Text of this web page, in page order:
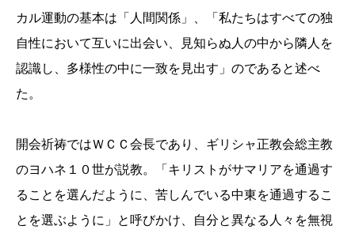
カル運動の基本は「人間関係」、「私たちはすべての独
自性において互いに出会い、見知らぬ人の中から隣人を
認識し、多様性の中に一致を見出す」のであると述べ
た。
開会祈祷ではＷＣＣ会長であり、ギリシャ正教会総主教
のヨハネ１０世が説教。「キリストがサマリアを通過す
ることを選んだように、苦しんでいる中東を通過するこ
とを選ぶように」と呼びかけ、自分と異なる人々を無視